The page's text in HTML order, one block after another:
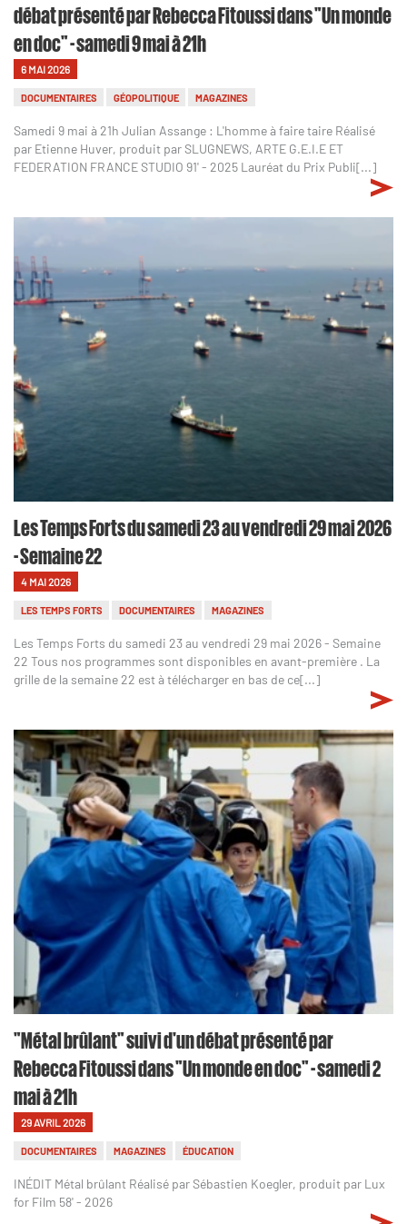
débat présenté par Rebecca Fitoussi dans "Un monde
en doc" - samedi 9 mai à 21h
6 MAI 2026
DOCUMENTAIRES GÉOPOLITIQUE MAGAZINES
Samedi 9 mai à 21h Julian Assange : L'homme à faire taire Réalisé
par Etienne Huver, produit par SLUGNEWS, ARTE G.E.I.E ET
FEDERATION FRANCE STUDIO 91' - 2025 Lauréat du Prix Publi[...]
Les Temps Forts du samedi 23 au vendredi 29 mai 2026
- Semaine 22
4 MAI 2026
LES TEMPS FORTS DOCUMENTAIRES MAGAZINES
Les Temps Forts du samedi 23 au vendredi 29 mai 2026 - Semaine
22 Tous nos programmes sont disponibles en avant-première . La
grille de la semaine 22 est à télécharger en bas de ce[...]
"Métal brûlant" suivi d'un débat présenté par
Rebecca Fitoussi dans "Un monde en doc" - samedi 2
mai à 21h
29 AVRIL 2026
DOCUMENTAIRES MAGAZINES ÉDUCATION
INÉDIT Métal brûlant Réalisé par Sébastien Koegler, produit par Lux
for Film 58' - 2026